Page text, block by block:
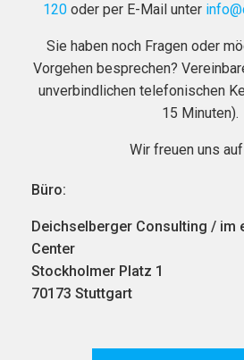
120 oder per E-Mail unter
Sie haben noch Fragen oder
Vorgehen besprechen?
unverbindlichen telefonischen
15 Minuten).
Wir freuen uns
Büro:
Deichselberger Consulting / im
Center
Stockholmer Platz 1
70173 Stuttgart